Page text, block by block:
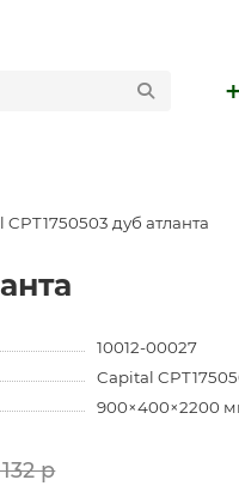
дуб атланта
10012-00027
Capital
900×400×2200
р